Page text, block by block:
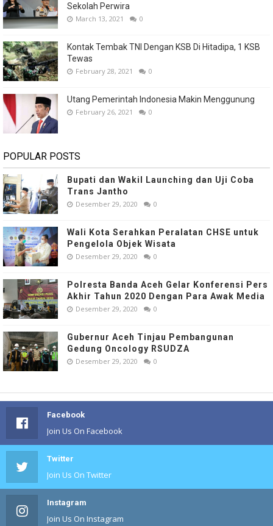
Sekolah Perwira
March 13, 2021 0
Kontak Tembak TNI Dengan KSB Di Hitadipa, 1 KSB
Tewas
February 28, 2021 0
Utang Pemerintah Indonesia Makin Menggunung
February 26, 2021 0
POPULAR POSTS
Bupati dan Wakil Launching dan Uji Coba
Trans Jantho
Desember 29, 2020 0
Wali Kota Serahkan Peralatan CHSE untuk
Pengelola Objek Wisata
Desember 29, 2020 0
Polresta Banda Aceh Gelar Konferensi Pers
Akhir Tahun 2020 Dengan Para Awak Media
Desember 29, 2020 0
Gubernur Aceh Tinjau Pembangunan
Gedung Oncology RSUDZA
Desember 29, 2020 0
Facebook
Join Us On Facebook
Twitter
Join Us On Twitter
Instagram
Join Us On Instagram